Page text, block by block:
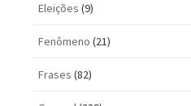
Eleições (9)
Fenômeno (21)
Frases (82)